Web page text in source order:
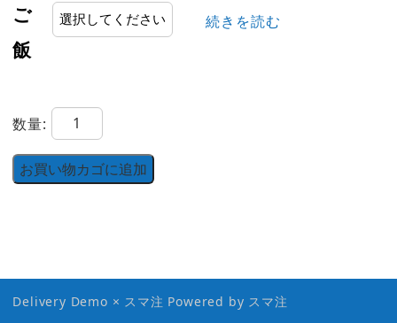
ご
飯
数量:
の
内
お買い物カゴに追加
続きを読む
Delivery Demo × スマ注 Powered by スマ注